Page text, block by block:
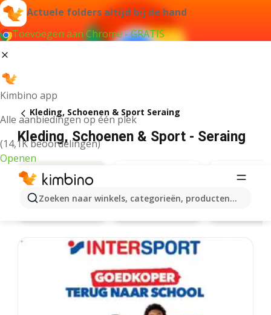
Actuele folders altijd bij de hand
Toevoegen aan Chrome - GRATIS
Kimbino app
Alle aanbiedingen op één plek
(14,1K beoordelingen)
Openen
Zoeken naar winkels, categorieën, producten...
Kleding, Schoenen & Sport Seraing
Kleding, Schoenen & Sport - Seraing
Zeeman